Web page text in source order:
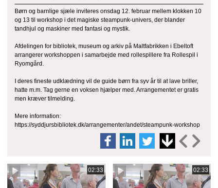
Børn og barnlige sjæle inviteres onsdag 12. februar mellem klokken 10
og 13 til workshop i det magiske steampunk-univers, der blander
tandhjul og maskiner med fantasi og mystik.
Afdelingen for bibliotek, museum og arkiv på Maltfabrikken i Ebeltoft
arrangerer workshoppen i samarbejde med rollespillere fra Rollespil i
Ryomgård.
I deres fineste udklædning vil de guide børn fra syv år til at lave briller,
hatte m.m. Tag gerne en voksen hjælper med. Arrangementet er gratis
men kræver tilmelding.
Mere information:
https://syddjursbibliotek.dk/arrangementer/andet/steampunk-workshop
02:33 02:33